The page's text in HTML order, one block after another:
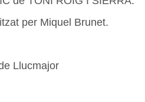
per Miquel Brunet.
Llucmajor